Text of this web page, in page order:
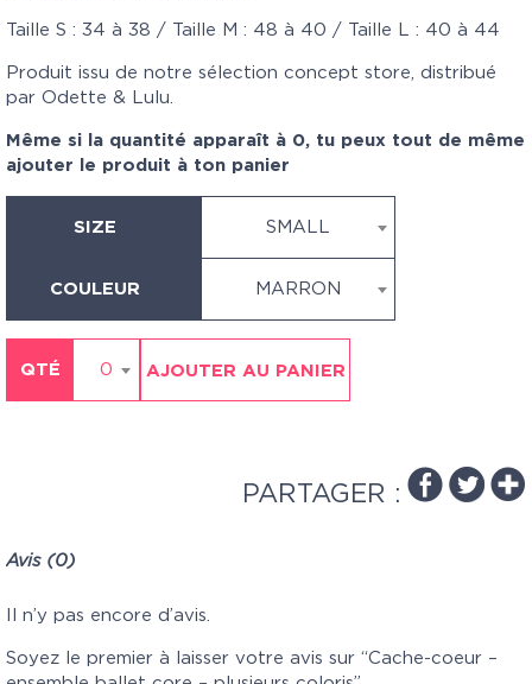
Taille S : 34 à 38 / Taille M : 48 à 40 / Taille L : 40 à 44
Produit issu de notre sélection concept store, distribué
par Odette & Lulu.
Même si la quantité apparaît à 0, tu peux tout de même
ajouter le produit à ton panier
SIZE SMALL
COULEUR MARRON
QTÉ 0 AJOUTER AU PANIER
PARTAGER :
Avis (0)
Il n’y pas encore d’avis.
Soyez le premier à laisser votre avis sur “Cache-coeur –